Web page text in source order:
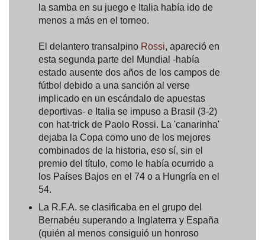
la samba en su juego e Italia había ido de
menos a más en el torneo.
El delantero transalpino Rossi, apareció en
esta segunda parte del Mundial -había
estado ausente dos años de los campos de
fútbol debido a una sanción al verse
implicado en un escándalo de apuestas
deportivas- e Italia se impuso a Brasil (3-2)
con hat-trick de Paolo Rossi. La 'canarinha'
dejaba la Copa como uno de los mejores
combinados de la historia, eso sí, sin el
premio del título, como le había ocurrido a
los Países Bajos en el 74 o a Hungría en el
54.
La R.F.A. se clasificaba en el grupo del
Bernabéu superando a Inglaterra y España
(quién al menos consiguió un honroso